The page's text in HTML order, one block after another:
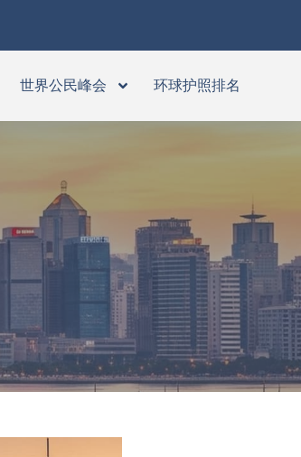
世界公民峰会 环球护照排名